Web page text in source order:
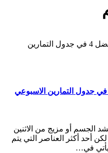
تمرين لشد الجسم وما هي أفضل 4 في جدول التمارين
الجسم أو مزيج من الاثنين
أحد أكثر العناصر التي يتم
يأتي في…